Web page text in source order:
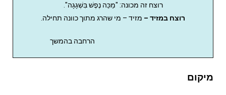
רוצח זה מכונה: "מַכֵּה נֶפֶשׁ בִּשְׁגָגָה".
רוצח במזיד – מזיד – מי שהרג מתוך כוונה תחילה.
הרחבה בהמשך
מיקום